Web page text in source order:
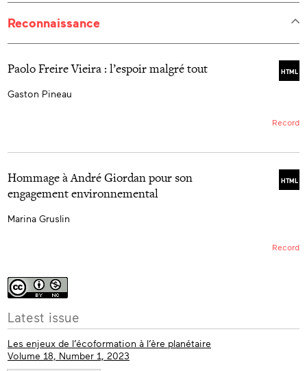
Reconnaissance
HTML
Paolo Freire Vieira : l’espoir malgré tout
Gaston Pineau
Record
HTML
Hommage à André Giordan pour son
engagement environnemental
Marina Gruslin
Record
More
info
Latest issue
Les enjeux de l’écoformation à l’ère planétaire
Volume 18, Number 1, 2023